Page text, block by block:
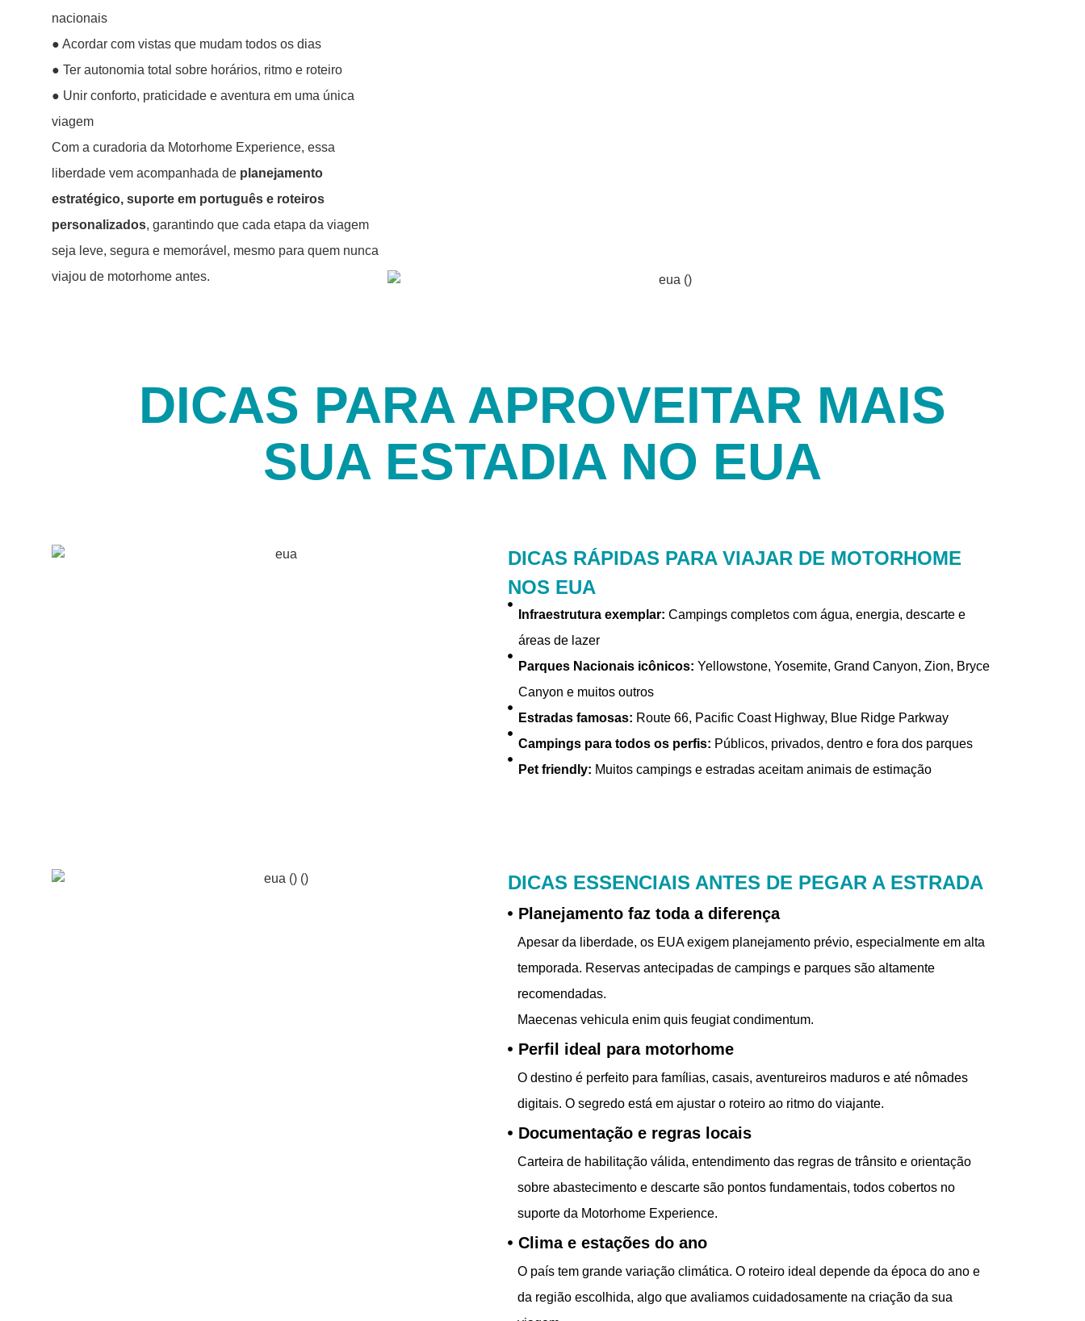
nacionais
● Acordar com vistas que mudam todos os dias
● Ter autonomia total sobre horários, ritmo e roteiro
● Unir conforto, praticidade e aventura em uma única
viagem
Com a curadoria da Motorhome Experience, essa
liberdade vem acompanhada de planejamento
estratégico, suporte em português e roteiros
personalizados, garantindo que cada etapa da viagem
seja leve, segura e memorável, mesmo para quem nunca
viajou de motorhome antes.
DICAS PARA APROVEITAR MAIS
SUA ESTADIA NO EUA
DICAS RÁPIDAS PARA VIAJAR DE MOTORHOME
NOS EUA
Infraestrutura exemplar: Campings completos com água, energia, descarte e
áreas de lazer
Parques Nacionais icônicos: Yellowstone, Yosemite, Grand Canyon, Zion, Bryce
Canyon e muitos outros
Estradas famosas: Route 66, Pacific Coast Highway, Blue Ridge Parkway
Campings para todos os perfis: Públicos, privados, dentro e fora dos parques
Pet friendly: Muitos campings e estradas aceitam animais de estimação
DICAS ESSENCIAIS ANTES DE PEGAR A ESTRADA
Planejamento faz toda a diferença
Apesar da liberdade, os EUA exigem planejamento prévio, especialmente em alta
temporada. Reservas antecipadas de campings e parques são altamente
recomendadas.
Maecenas vehicula enim quis feugiat condimentum.
Perfil ideal para motorhome
O destino é perfeito para famílias, casais, aventureiros maduros e até nômades
digitais. O segredo está em ajustar o roteiro ao ritmo do viajante.
Documentação e regras locais
Carteira de habilitação válida, entendimento das regras de trânsito e orientação
sobre abastecimento e descarte são pontos fundamentais, todos cobertos no
suporte da Motorhome Experience.
Clima e estações do ano
O país tem grande variação climática. O roteiro ideal depende da época do ano e
da região escolhida, algo que avaliamos cuidadosamente na criação da sua